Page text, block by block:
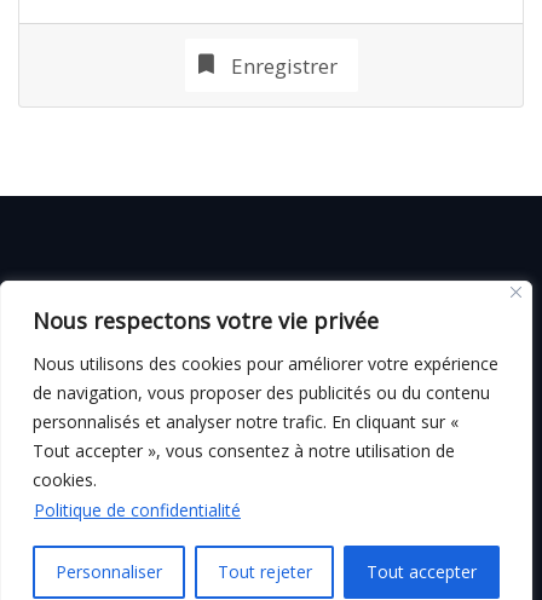
Nous respectons votre vie privée
Nous utilisons des cookies pour améliorer votre expérience
de navigation, vous proposer des publicités ou du contenu
personnalisés et analyser notre trafic. En cliquant sur «
Tout accepter », vous consentez à notre utilisation de
cookies.
Politique de confidentialité
Personnaliser Tout rejeter Tout accepter
Enregistrer
CGV